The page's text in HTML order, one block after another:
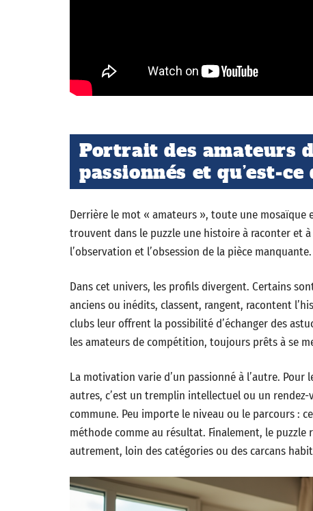
Portrait des amateurs
passionnés et qu’est-
Derrière le mot « amateurs », toute une
trouvent dans le puzzle une histoire à raconter et
l’observation et l’obsession de la pièce manquante.
Dans cet univers, les profils divergent. Certains
anciens ou inédits, classent, rangent, racontent
clubs leur offrent la possibilité d’échanger des
les amateurs de compétition, toujours prêts à se
La motivation varie d’un passionné à l’autre. Pour
autres, c’est un tremplin intellectuel ou un
commune. Peu importe le niveau ou le parcours :
méthode comme au résultat. Finalement, le
autrement, loin des catégories ou des carcans